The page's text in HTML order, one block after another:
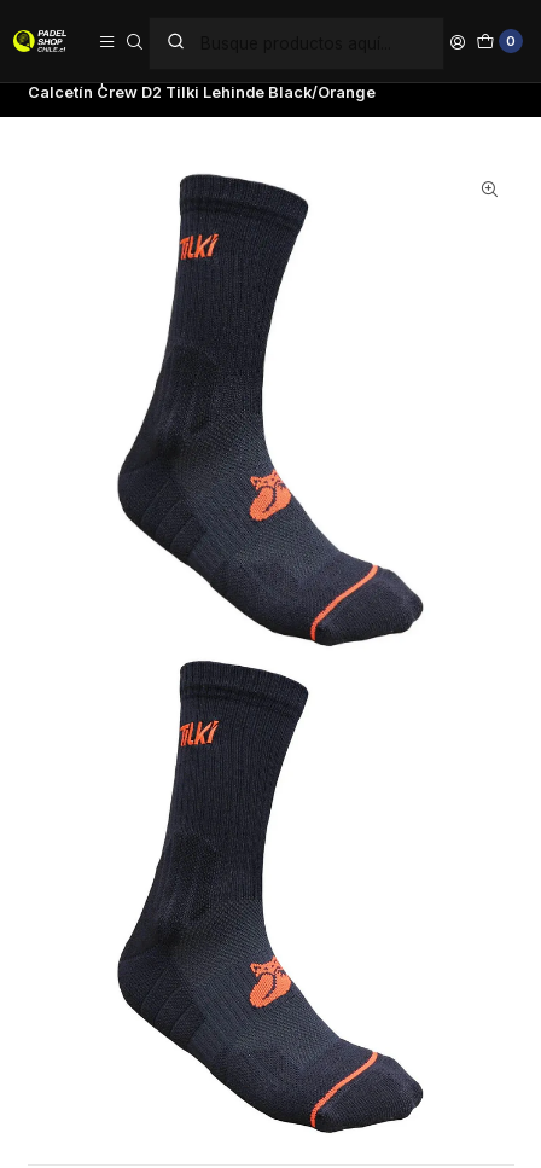
0
Calcetín Crew D2 Tilki Lehinde Black/Orange